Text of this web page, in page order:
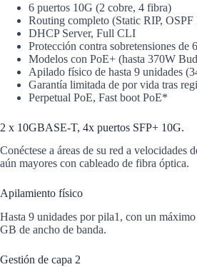
6 puertos 10G (2 cobre, 4 fibra)
Routing completo (Static RIP,
DHCP Server, Full CLI
Protección contra sobretensiones de
Modelos con PoE+ (hasta 370W
Apilado físico de hasta 9 unidades
Garantía limitada de por vida tras
Perpetual PoE, Fast boot PoE*
2 x 10GBASE-T, 4x puertos SFP+ 10G.
Conéctese a áreas de su red a velocidades
aún mayores con cableado de fibra óptica.
Apilamiento físico
Hasta 9 unidades por pila1, con un
GB de ancho de banda.
Gestión de capa 2